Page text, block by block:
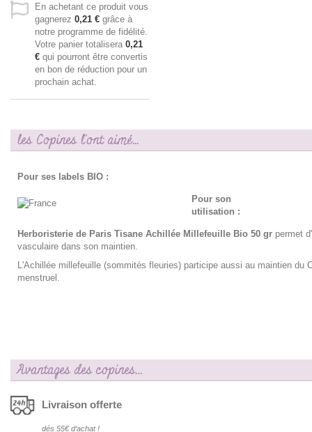
En achetant ce produit vous
gagnerez 0,21 € grâce à
notre programme de fidélité.
Votre panier totalisera 0,21
€ qui pourront être convertis
en bon de réduction pour un
prochain achat.
les Copines l'ont aimé...
Pour ses labels BIO :
Pour son
utilisation :
Herboristerie de Paris Tisane Achillée Millefeuille Bio 50 gr permet
vasculaire dans son maintien.
L'Achillée millefeuille (sommités fleuries) participe aussi au maintien du
menstruel.
Avantages des copines…
Livraison offerte
dés 55€ d‘achat !